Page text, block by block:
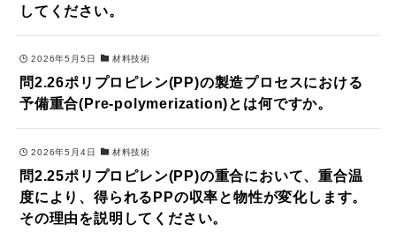
してください。
2026年5月5日 材料技術
問2.26ポリプロピレン(PP)の製造プロセスにおける
予備重合(Pre-polymerization)とは何ですか。
2026年5月4日 材料技術
問2.25ポリプロピレン(PP)の重合において、重合温
度により、得られるPPの収率と物性が変化します。
その理由を説明してください。